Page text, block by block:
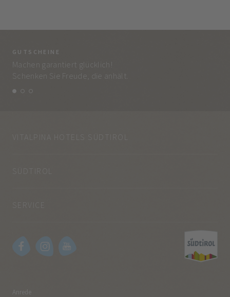
GUTSCHEINE
Machen garantiert glücklich!
Schenken Sie Freude, die anhält.
VITALPINA HOTELS SÜDTIROL
SÜDTIROL
Anrede